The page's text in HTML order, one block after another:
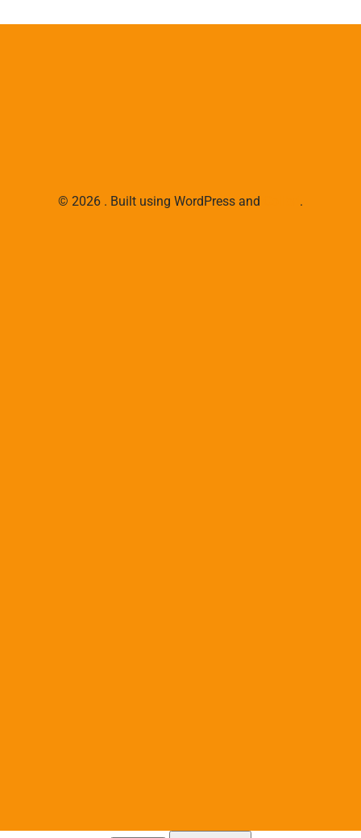
© 2026 . Built using WordPress and .